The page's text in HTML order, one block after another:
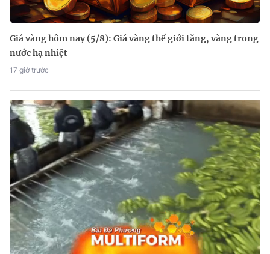
Giá vàng hôm nay (5/8): Giá vàng thế giới tăng, vàng trong
nước hạ nhiệt
17 giờ trước